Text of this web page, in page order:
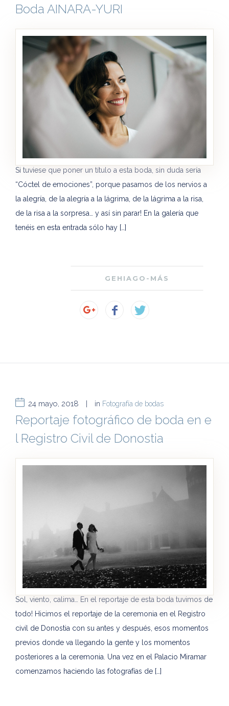
Boda AINARA-YURI
Si tuviese que poner un título a esta boda, sin duda sería
“Cóctel de emociones”, porque pasamos de los nervios a
la alegría, de la alegría a la lágrima, de la lágrima a la risa,
de la risa a la sorpresa… y así sin parar! En la galería que
tenéis en esta entrada sólo hay […]
GEHIAGO-MÁS
24 mayo, 2018 | in Fotografía de bodas
Reportaje fotográfico de boda en e
l Registro Civil de Donostia
Sol, viento, calima… En el reportaje de esta boda tuvimos de
todo! Hicimos el reportaje de la ceremonia en el Registro
civil de Donostia con su antes y después, esos momentos
previos donde va llegando la gente y los momentos
posteriores a la ceremonia. Una vez en el Palacio Miramar
comenzamos haciendo las fotografías de […]